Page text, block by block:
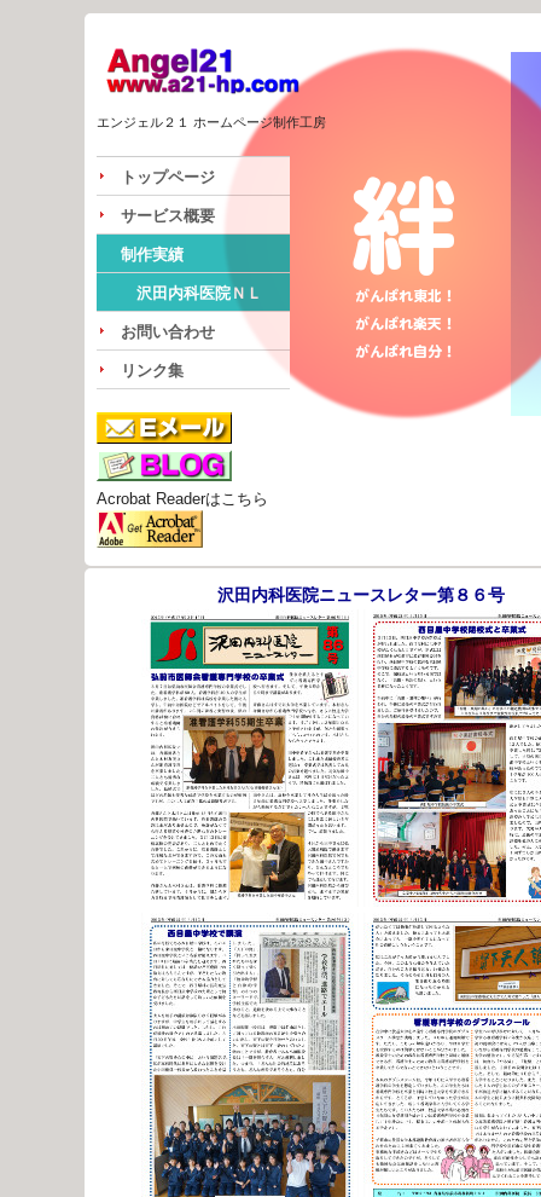
エンジェル２１ ホームページ制作工房
トップページ
サービス概要
制作実績
沢田内科医院ＮＬ
お問い合わせ
リンク集
Acrobat Readerはこちら
沢田内科医院ニュースレター第８６号